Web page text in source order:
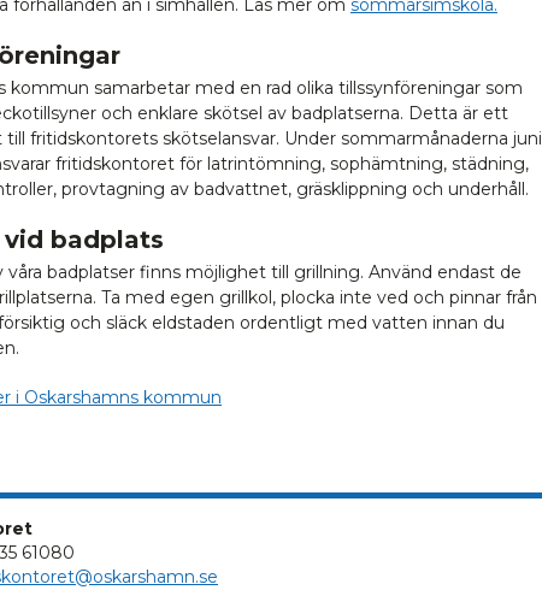
förhållanden än i simhallen. Läs mer om sommarsimskola.
kommun samarbetar med en rad olika tillssynföreningar som
och enklare skötsel av badplatserna. Detta är ett
fritidskontorets skötselansvar. Under sommarmånaderna juni
fritidskontoret för latrintömning, sophämtning, städning,
provtagning av badvattnet, gräsklippning och underhåll.
vid badplats
våra badplatser finns möjlighet till grillning. Använd endast de
Ta med egen grillkol, plocka inte ved och pinnar från
och släck eldstaden ordentligt med vatten innan du
i Oskarshamns kommun
61080